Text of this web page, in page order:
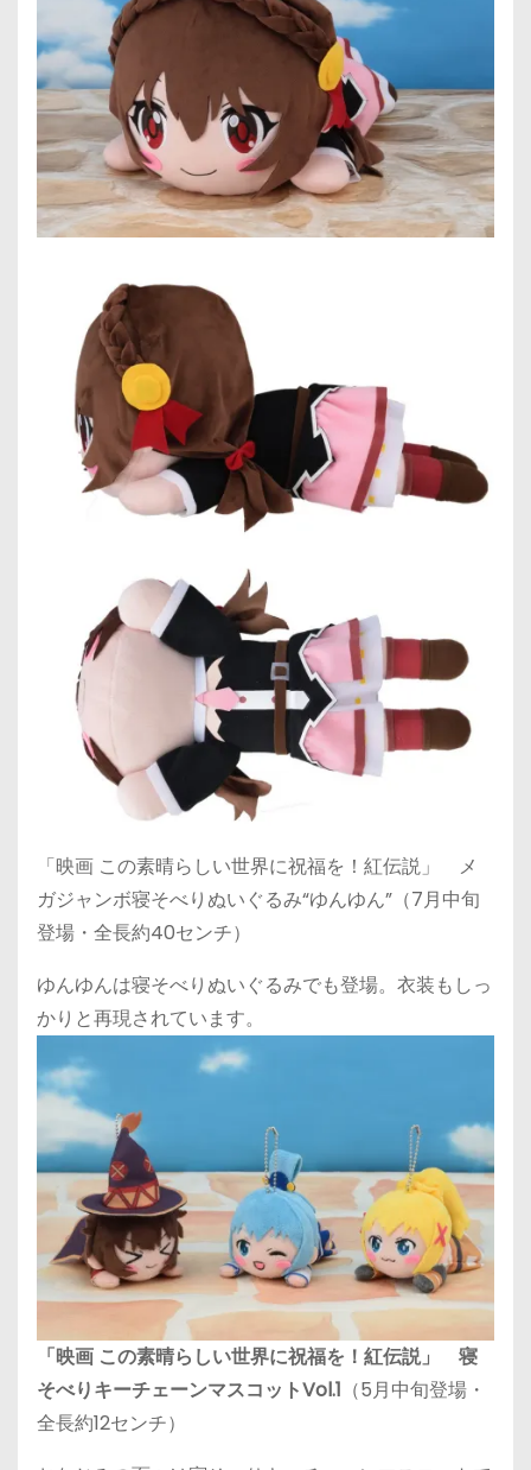
「映画 この素晴らしい世界に祝福を！紅伝説」 メ
ガジャンボ寝そべりぬいぐるみ“ゆんゆん”（7月中旬
登場・全長約40センチ）
ゆんゆんは寝そべりぬいぐるみでも登場。衣装もしっ
かりと再現されています。
「映画 この素晴らしい世界に祝福を！紅伝説」 寝
そべりキーチェーンマスコットVol.1 （5月中旬登場・
全長約12センチ）